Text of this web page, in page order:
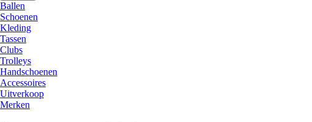
Ballen
Schoenen
Kleding
Tassen
Clubs
Trolleys
Handschoenen
Accessoires
Uitverkoop
Merken